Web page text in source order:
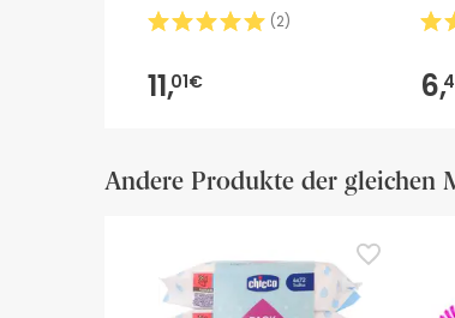
(2)
11,01€ 6,
Andere Produkte der gleichen